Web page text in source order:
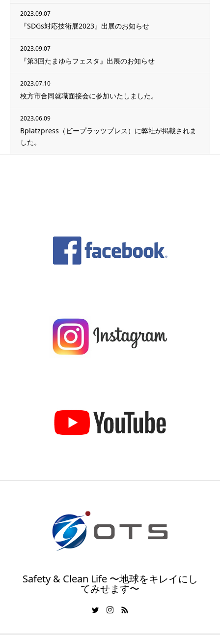
2023.09.07
『SDGs対応技術展2023』出展のお知らせ
2023.09.07
『第3回たまゆらフェスタ』出展のお知らせ
2023.07.10
枚方市合同就職面接会に参加いたしました。
2023.06.09
Bplatzpress（ビープラッツプレス）に弊社が掲載されま
した。
Safety & Clean Life 〜地球をキレイにし
てみせます〜